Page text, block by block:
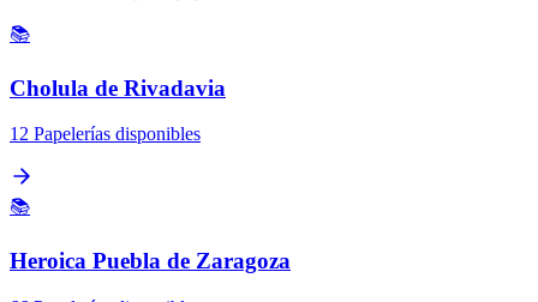
📚
Cholula de Rivadavia
12 Papelerías disponibles
📚
Heroica Puebla de Zaragoza